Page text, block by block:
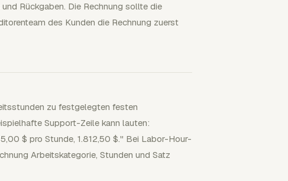
Rückgaben. Die Rechnung sollte die
des Kunden die Rechnung zuerst
zu festgelegten festen
Support-Zeile kann lauten:
$ pro Stunde, 1.812,50 $." Bei Labor-Hour-
Arbeitskategorie, Stunden und Satz